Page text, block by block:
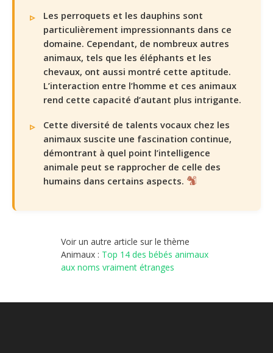
Les perroquets et les dauphins sont
particulièrement impressionnants dans ce
domaine. Cependant, de nombreux autres
animaux, tels que les éléphants et les
chevaux, ont aussi montré cette aptitude.
L’interaction entre l’homme et ces animaux
rend cette capacité d’autant plus intrigante.
Cette diversité de talents vocaux chez les
animaux suscite une fascination continue,
démontrant à quel point l’intelligence
animale peut se rapprocher de celle des
humains dans certains aspects.
Voir un autre article sur le thème
Animaux : Top 14 des bébés animaux
aux noms vraiment étranges